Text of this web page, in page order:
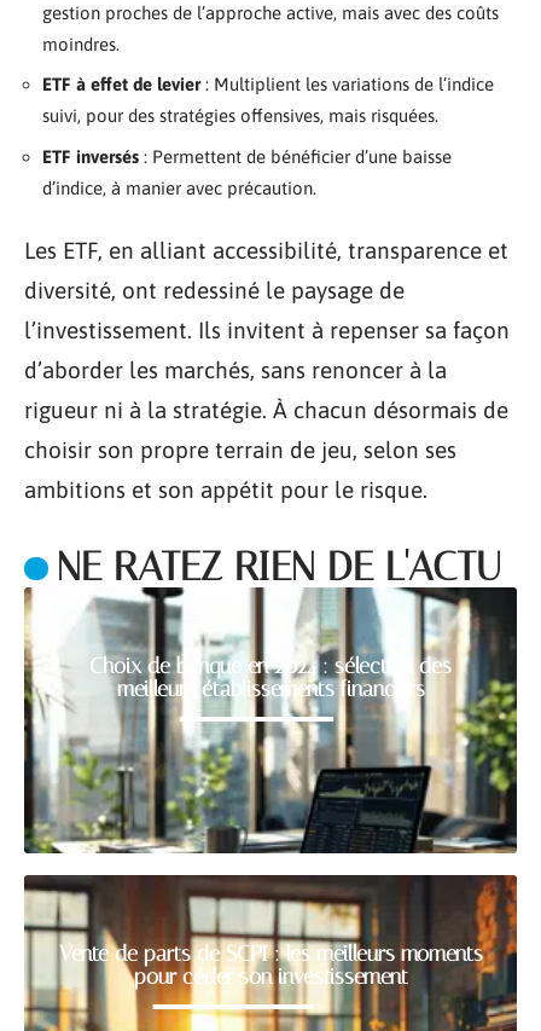
gestion proches de l’approche active, mais avec des coûts
moindres.
ETF à effet de levier: Multiplient les variations de l’indice
suivi, pour des stratégies offensives, mais risquées.
ETF inversés : Permettent de bénéficier d’une baisse
d’indice, à manier avec précaution.
Les ETF, en alliant accessibilité, transparence et
diversité, ont redessiné le paysage de
l’investissement. Ils invitent à repenser sa façon
d’aborder les marchés, sans renoncer à la
rigueur ni à la stratégie. À chacun désormais de
choisir son propre terrain de jeu, selon ses
ambitions et son appétit pour le risque.
NE RATEZ RIEN DE L'ACTU
Choix de banque en 2024 : sélection des
meilleurs établissements financiers
Vente de parts de SCPI : les meilleurs moments
pour céder son investissement